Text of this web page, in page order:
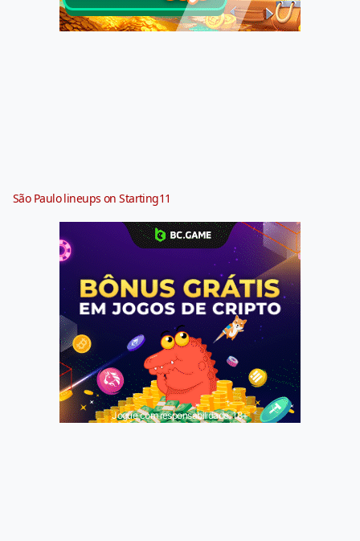
São Paulo lineups on Starting11
Jogue com responsabilidade. 18+